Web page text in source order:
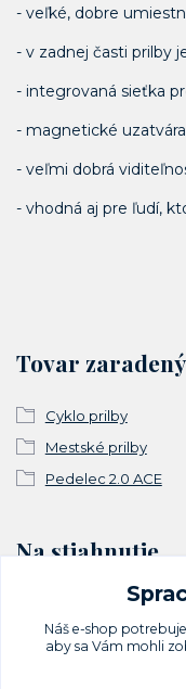
- veľké, dobre
- v zadnej časti prilby
- integrovaná sieťka
- magnetické
- veľmi dobrá
- vhodná aj pre ľudí,
Tovar
Cyklo prilby
Mestské prilby
Pedelec 2.0 ACE
Na stiahnutie
Vyhlásenie o
Náš e-shop
aby sa Vám mohli